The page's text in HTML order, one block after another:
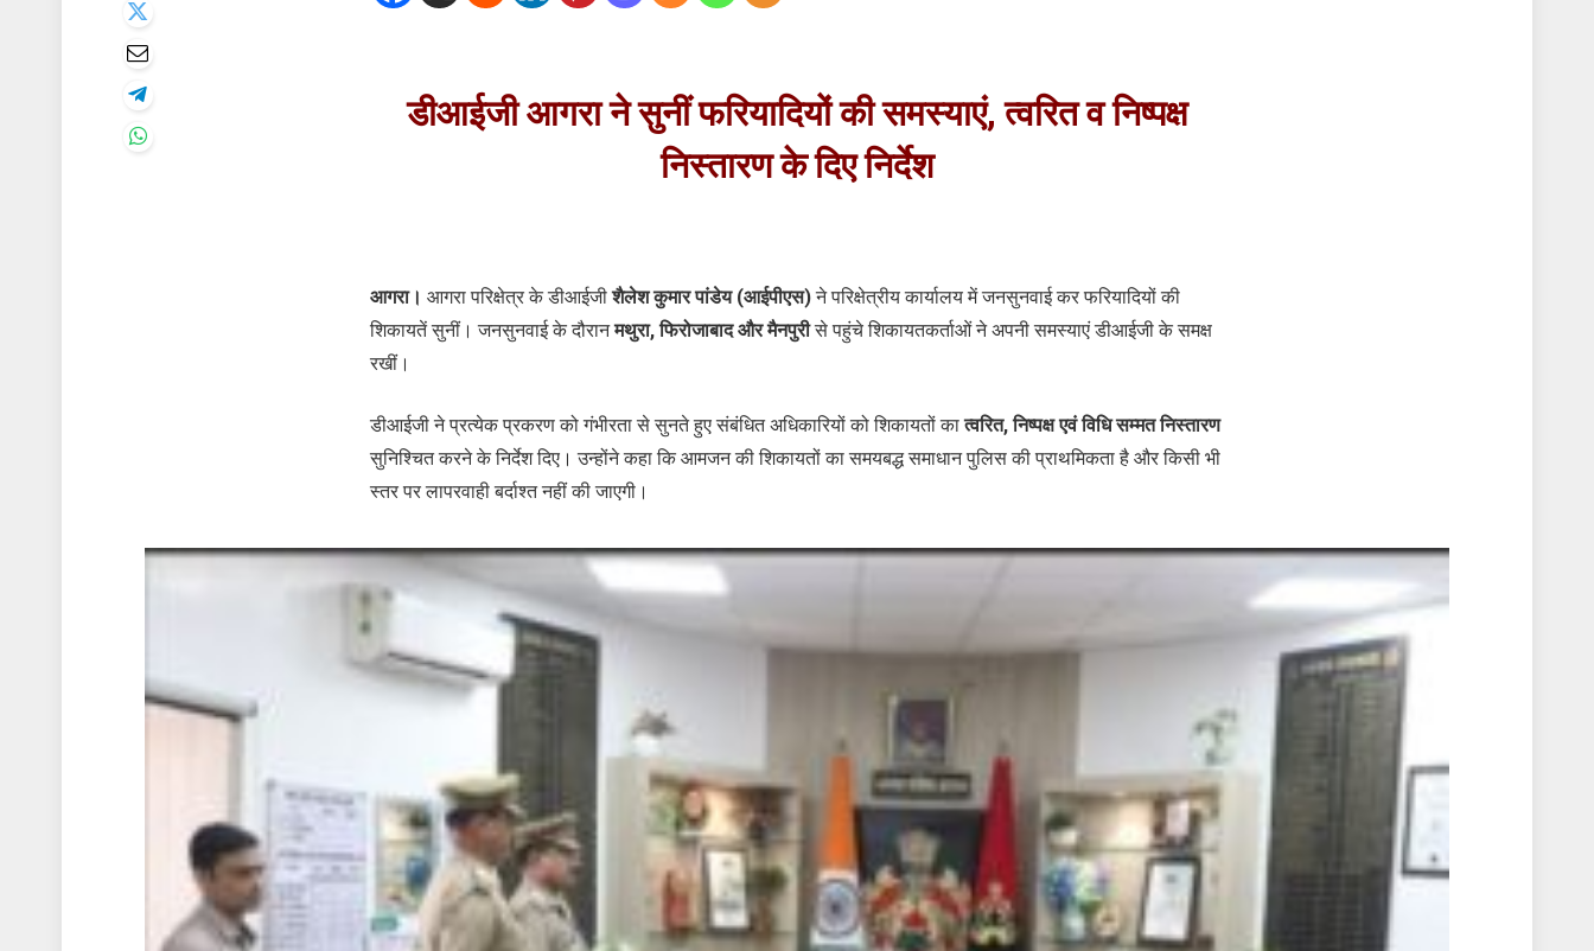
डीआईजी आगरा ने सुनीं फरियादियों की समस्याएं, त्वरित व निष्पक्ष
निस्तारण के दिए निर्देश
आगरा। आगरा परिक्षेत्र के डीआईजीशैलेश कुमार पांडेय (आईपीएस)ने परिक्षेत्रीय कार्यालय में जनसुनवाई कर फरियादियों की
शिकायतें सुनीं। जनसुनवाई के दौरानमथुरा, फिरोजाबाद और मैनपुरीसे पहुंचे शिकायतकर्ताओं ने अपनी समस्याएं डीआईजी के समक्ष
रखीं।
डीआईजी ने प्रत्येक प्रकरण को गंभीरता से सुनते हुए संबंधित अधिकारियों को शिकायतों कात्वरित, निष्पक्ष एवं विधि सम्मत निस्तारण
सुनिश्चित करने के निर्देश दिए। उन्होंने कहा कि आमजन की शिकायतों का समयबद्ध समाधान पुलिस की प्राथमिकता है और किसी भी
स्तर पर लापरवाही बर्दाश्त नहीं की जाएगी।